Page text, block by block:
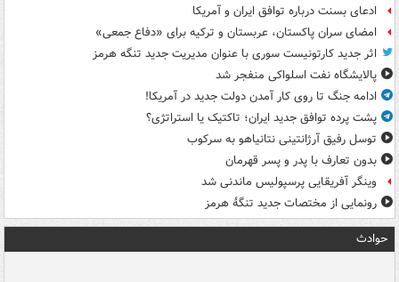
ادعای بسنت درباره توافق ایران و آمریکا
امضای سران پاکستان، عربستان و ترکیه برای «دفاع جمعی»
اثر جدید کارتونیست سوری با عنوان مدیریت جدید تنگه هرمز
پالایشگاه نفت اسلواکی منفجر شد
ادامه جنگ تا روی کار آمدن دولت جدید در آمریکا!
پشت پرده توافق جدید ایران؛ تاکتیک یا استراتژی؟
توسل رفیق آرژانتینی نتانیاهو به سرکوب
بدون تعارف با پدر و پسر قهرمان
وینگر آفریقایی پرسپولیس ماندنی شد
رونمایی از مختصات جدید تنگۀ هرمز
حوادث